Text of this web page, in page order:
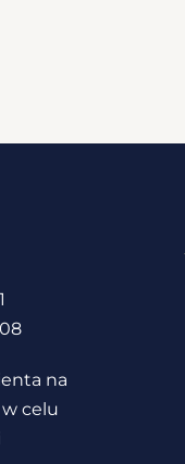
na
w celu